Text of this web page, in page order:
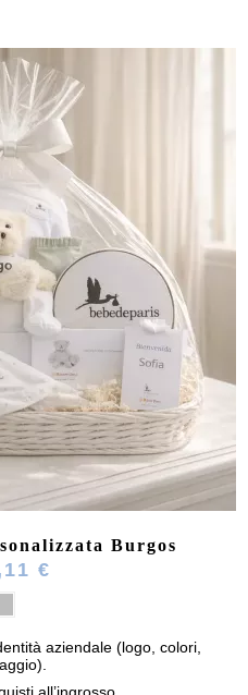
Burgos
€
aziendale (logo, colori,
all’ingrosso.